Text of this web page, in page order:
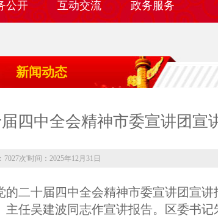
公开 互动交流 政务服务
新闻动态
四中全会精神市委宣讲团宣
7027次'时间：2025年12月31日
二十届四中全会精神市委宣讲团宣讲
任吴建波同志作宣讲报告。区委书记